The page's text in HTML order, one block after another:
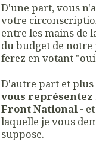
D'une part, vous
votre
entre les mains de
du budget de notre
ferez en votant
D'autre part et plus
vous représentez
Front National -
laquelle je vous
suppose.